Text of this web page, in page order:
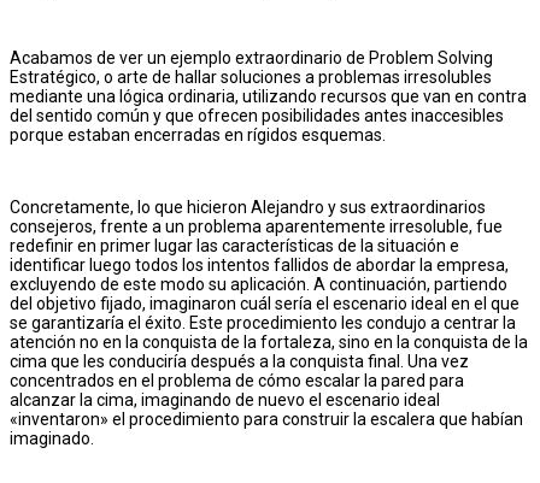
Acabamos de ver un ejemplo extraordinario de Problem Solving
Estratégico, o arte de hallar soluciones a problemas irresolubles
mediante una lógica ordinaria, utilizando recursos que van en contra
del sentido común y que ofrecen posibilidades antes inaccesibles
porque estaban encerradas en rígidos esquemas.
Concretamente, lo que hicieron Alejandro y sus extraordinarios
consejeros, frente a un problema aparentemente irresoluble, fue
redefinir en primer lugar las características de la situación e
identificar luego todos los intentos fallidos de abordar la empresa,
excluyendo de este modo su aplicación. A continuación, partiendo
del objetivo fijado, imaginaron cuál sería el escenario ideal en el que
se garantizaría el éxito. Este procedimiento les condujo a centrar la
atención no en la conquista de la fortaleza, sino en la conquista de la
cima que les conduciría después a la conquista final. Una vez
concentrados en el problema de cómo escalar la pared para
alcanzar la cima, imaginando de nuevo el escenario ideal
«inventaron» el procedimiento para construir la escalera que habían
imaginado.